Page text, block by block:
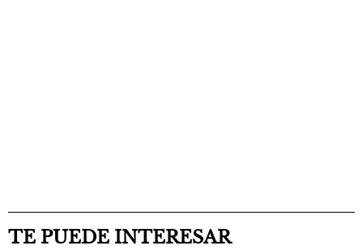
TE PUEDE INTERESAR